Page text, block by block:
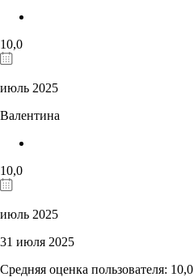
10,0
июль 2025
Валентина
10,0
июль 2025
31 июля 2025
Средняя оценка пользователя: 10,0